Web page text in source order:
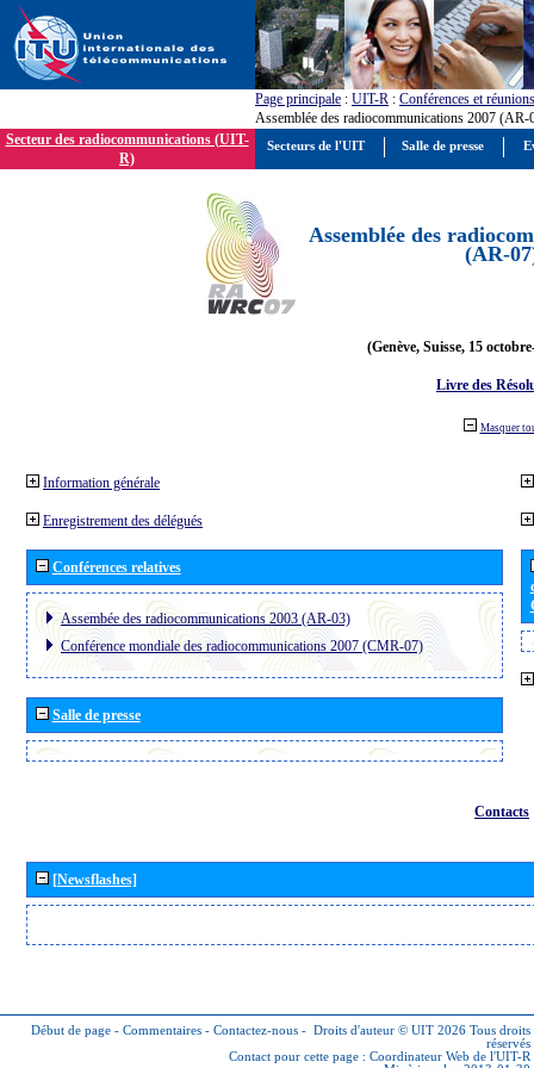
Page principale : UIT-R : Conférences et réunions
Assemblée des radiocommunications 2007 (AR-
Secteur des radiocommunications (UIT-
R)
Assemblée des
(AR-
(Genève, Suisse, 15
Livre des
Masquer
Information générale
Enregistrement des délégués
Conférences relatives
Assembée des radiocommunications 2003 (AR-03)
Conférence mondiale des radiocommunications 2007 (CMR-07)
Salle de presse
Contacts
[Newsflashes]
Début de page - Commentaires - Contactez-nous - Droits d'auteur © UIT 2026 Tous droits
réservés
Contact pour cette page : Coordinateur Web de l'UIT-R
Secteurs de l'UIT Salle de presse